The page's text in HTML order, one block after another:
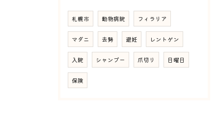
札幌市 動物病院 フィラリア
マダニ 去勢 避妊 レントゲン
入院 シャンプー 爪切り 日曜日
保険